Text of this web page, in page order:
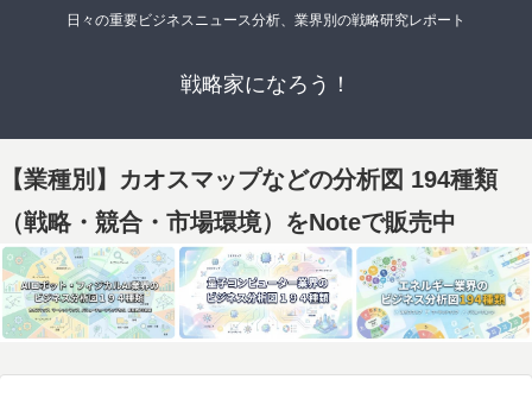
日々の重要ビジネスニュース分析、業界別の戦略研究レポート
戦略家になろう！
【業種別】カオスマップなどの分析図 194種類
（戦略・競合・市場環境）をNoteで販売中